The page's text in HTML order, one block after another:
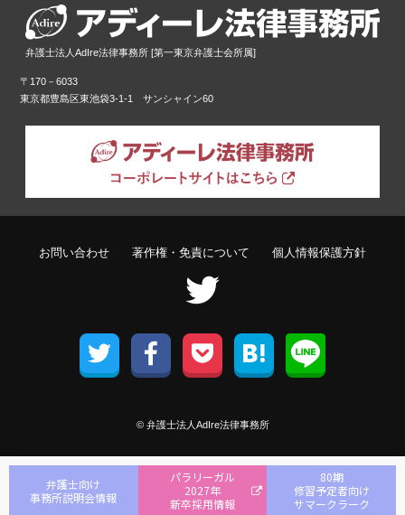
弁護士向け
事務所説明会情報
パラリーガル
2027年
新卒採用情報
80期
修習予定者向け
サマークラーク
弁護士法人AdIre法律事務所 [第一東京弁護士会所属]
〒170－6033
東京都豊島区東池袋3-1-1 サンシャイン60
お問い合わせ 著作権・免責について 個人情報保護方針
© 弁護士法人AdIre法律事務所